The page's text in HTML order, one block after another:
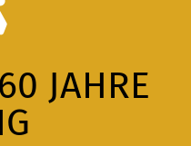
JAHRE